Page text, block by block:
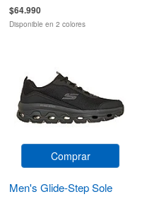
$64.990
Disponible en 2 colores
Comprar
Men's Glide-Step Sole